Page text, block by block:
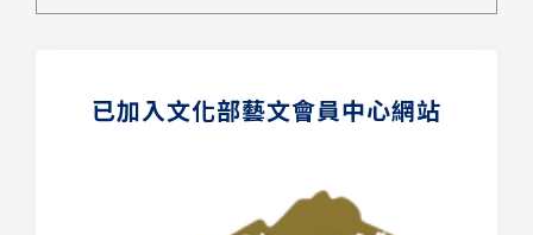
已加入文化部藝文會員中心網站